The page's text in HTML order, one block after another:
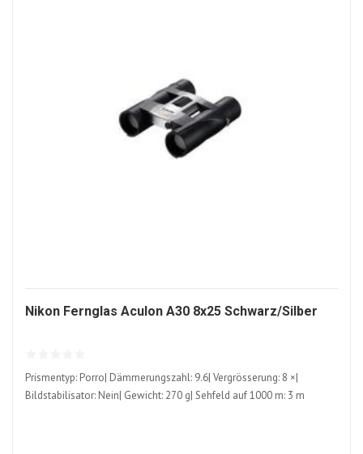
Nikon Fernglas Aculon A30 8x25 Schwarz/Silber
Prismentyp: Porro| Dämmerungszahl: 9.6| Vergrösserung: 8 ×|
Bildstabilisator: Nein| Gewicht: 270 g| Sehfeld auf 1000 m: 3 m